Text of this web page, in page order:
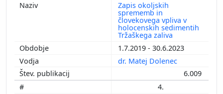
Zapis okoljskih
sprememb in
človekovega vpliva v
holocenskih sedimentih
Tržaškega zaliva
1.7.2019 - 30.6.2023
dr. Matej Dolenec
6.009
4.